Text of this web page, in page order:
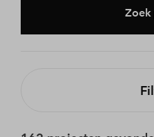
Zoek